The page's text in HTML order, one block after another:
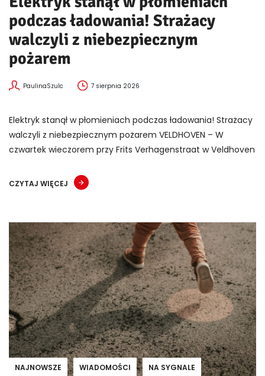
podczas ładowania! Strażacy
walczyli z niebezpiecznym
pożarem
PaulinaSzulc 7 sierpnia 2026
Elektryk stanął w płomieniach podczas ładowania! Strażacy
walczyli z niebezpiecznym pożarem VELDHOVEN – W
czwartek wieczorem przy Frits Verhagenstraat w Veldhoven
CZYTAJ WIĘCEJ
NAJNOWSZE WIADOMOŚCI NA SYGNALE